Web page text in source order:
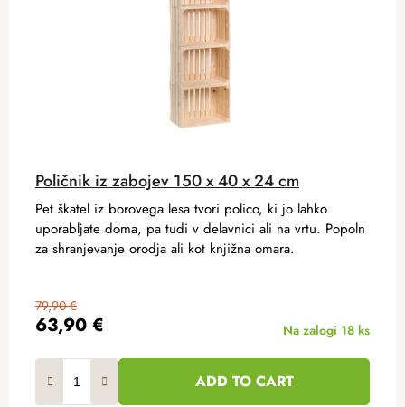
Poličnik iz zabojev 150 x 40 x 24 cm
63,90 €
79,90 €
Na zalogi 18 ks
ADD TO CART
Pet škatel iz borovega lesa tvori polico, ki jo lahko
uporabljate doma, pa tudi v delavnici ali na vrtu. Popoln
za shranjevanje orodja ali kot knjižna omara.